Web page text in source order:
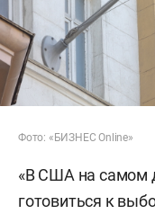
Фото: «БИЗНЕС Online»
«В США на самом
готовиться к